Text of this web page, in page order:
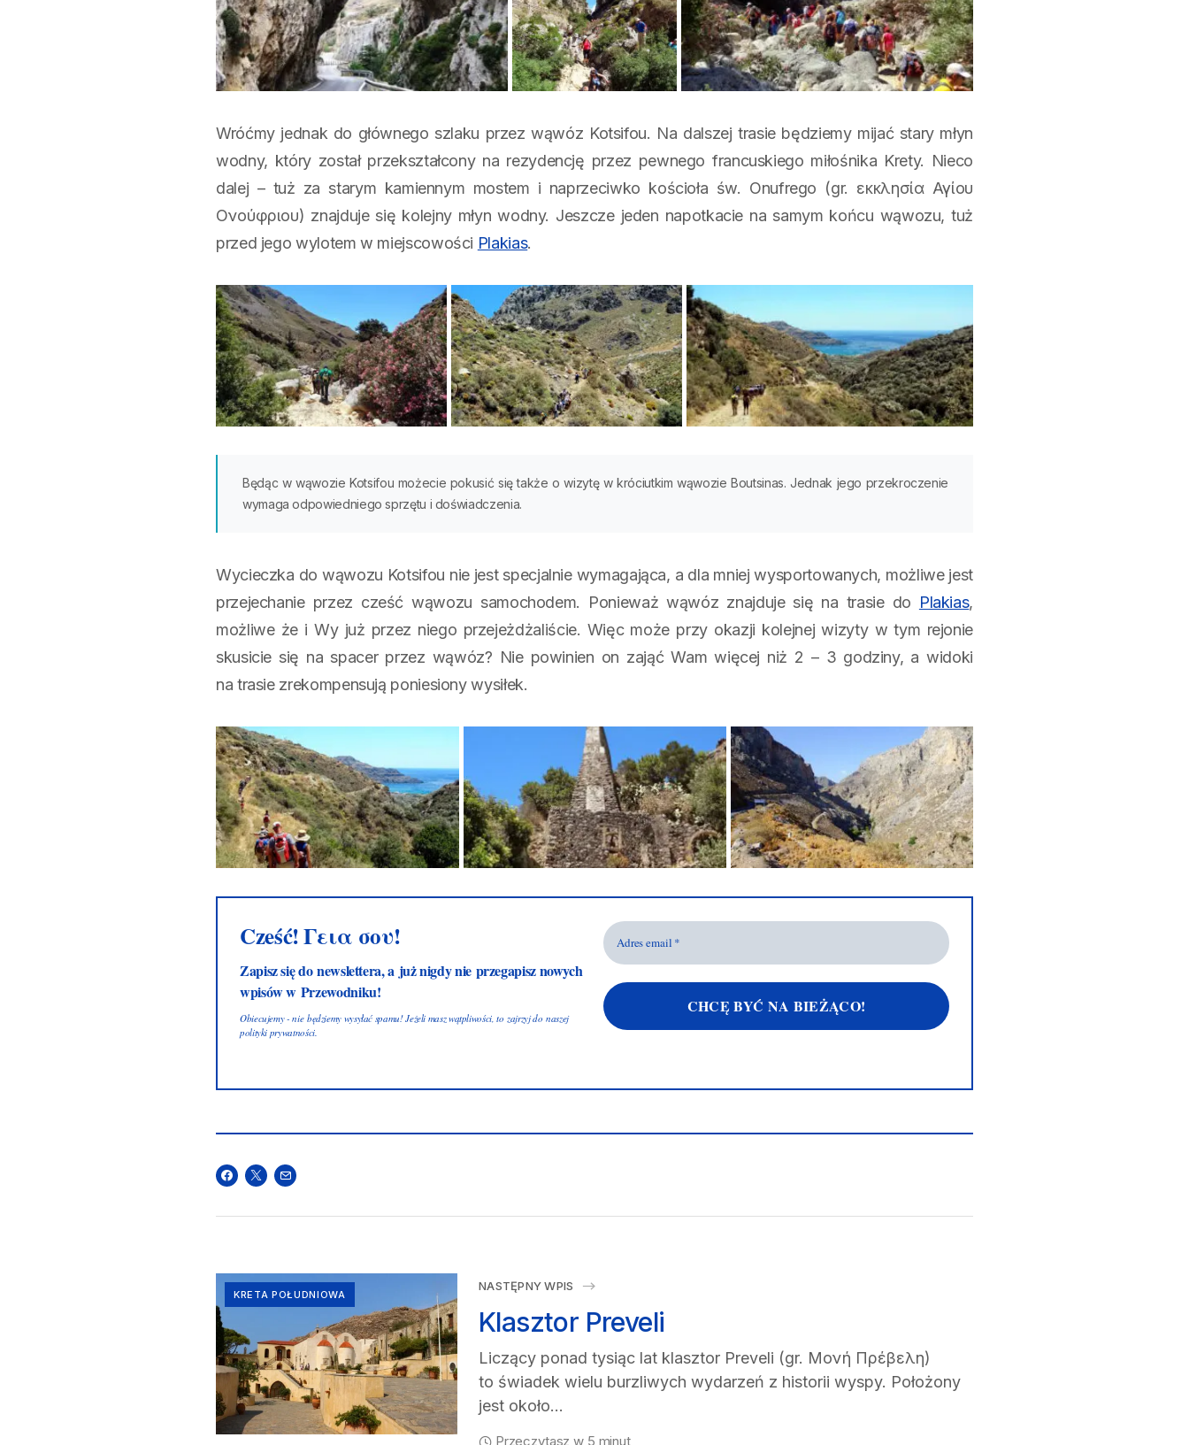
Wróćmy jednak do głównego szlaku przez wąwóz Kotsifou. Na dalszej trasie będziemy mijać stary młyn
wodny, który został przekształcony na rezydencję przez pewnego francuskiego miłośnika Krety. Nieco
dalej – tuż za starym kamiennym mostem i naprzeciwko kościoła św. Onufrego (gr. εκκλησία Αγίου
Ονούφριου) znajduje się kolejny młyn wodny. Jeszcze jeden napotkacie na samym końcu wąwozu, tuż
przed jego wylotem w miejscowości Plakias.
Będąc w wąwozie Kotsifou możecie pokusić się także o wizytę w króciutkim wąwozie Boutsinas. Jednak jego przekroczenie
wymaga odpowiedniego sprzętu i doświadczenia.
Wycieczka do wąwozu Kotsifou nie jest specjalnie wymagająca, a dla mniej wysportowanych, możliwe jest
przejechanie przez cześć wąwozu samochodem. Ponieważ wąwóz znajduje się na trasie do Plakias,
możliwe że i Wy już przez niego przejeżdżaliście. Więc może przy okazji kolejnej wizyty w tym rejonie
skusicie się na spacer przez wąwóz? Nie powinien on zająć Wam więcej niż 2 – 3 godziny, a widoki
na trasie zrekompensują poniesiony wysiłek.
Cześć! Γεια σου!
Zapisz się do newslettera, a już nigdy nie przegapisz nowych
wpisów w Przewodniku!
Obiecujemy - nie będziemy wysyłać spamu! Jeżeli masz wątpliwości, to zajrzyj do naszej
polityki prywatności.
KRETA POŁUDNIOWA
NASTĘPNY WPIS
Klasztor Preveli
Liczący ponad tysiąc lat klasztor Preveli (gr. Μονή Πρέβελη)
to świadek wielu burzliwych wydarzeń z historii wyspy. Położony
jest około…
Przeczytasz w 5 minut